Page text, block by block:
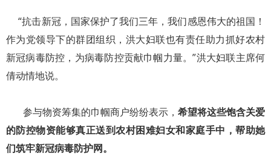
“抗击新冠，国家保护了我们三年，我们感恩伟大的祖国！
作为党领导下的群团组织，洪大妇联也有责任助力抓好农村
新冠病毒防控，为病毒防控贡献巾帼力量。”洪大妇联主席何
倩动情地说。
参与物资筹集的巾帼商户纷纷表示， 希望将这些饱含关爱
的防控物资能够真正送到农村困难妇女和家庭手中，帮助她
们筑牢新冠病毒防护网。